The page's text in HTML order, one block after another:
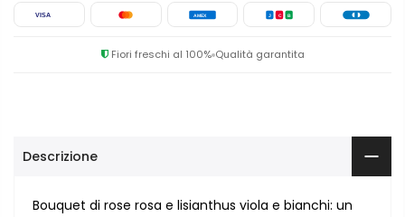
VISA AMEX J C B
Fiori freschi al 100% Qualità garantita
Descrizione
Bouquet di rose rosa e lisianthus viola e bianchi: un